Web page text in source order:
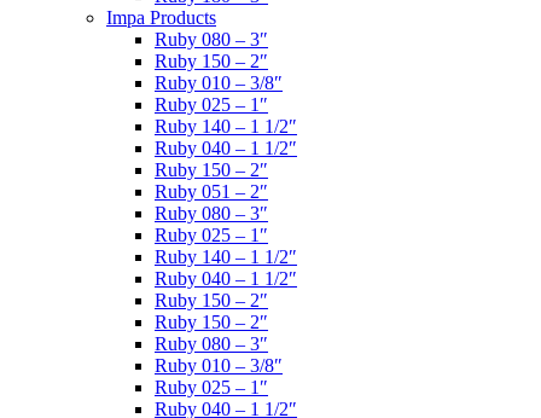
Impa Products
Ruby 080 – 3″
Ruby 150 – 2″
Ruby 010 – 3/8″
Ruby 025 – 1″
Ruby 140 – 1 1/2″
Ruby 040 – 1 1/2″
Ruby 150 – 2″
Ruby 051 – 2″
Ruby 080 – 3″
Ruby 025 – 1″
Ruby 140 – 1 1/2″
Ruby 040 – 1 1/2″
Ruby 150 – 2″
Ruby 150 – 2″
Ruby 080 – 3″
Ruby 010 – 3/8″
Ruby 025 – 1″
Ruby 040 – 1 1/2″